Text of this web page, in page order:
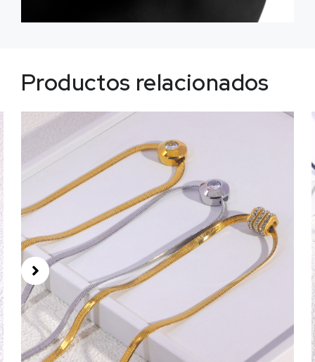
Productos relacionados